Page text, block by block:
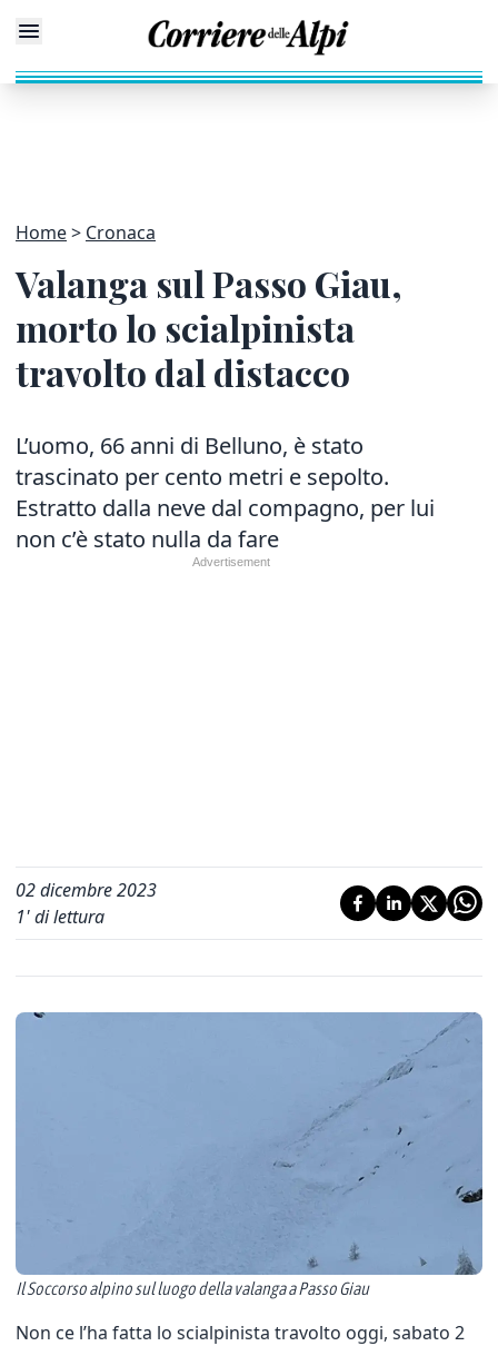
Home Cronaca
Valanga sul Passo Giau,
morto lo scialpinista
travolto dal distacco
L’uomo, 66 anni di Belluno, è stato
trascinato per cento metri e sepolto.
Estratto dalla neve dal compagno, per lui
non c’è stato nulla da fare
02 dicembre 2023
1' di lettura
Il Soccorso alpino sul luogo della valanga a Passo Giau
Non ce l’ha fatta lo scialpinista travolto oggi, sabato 2